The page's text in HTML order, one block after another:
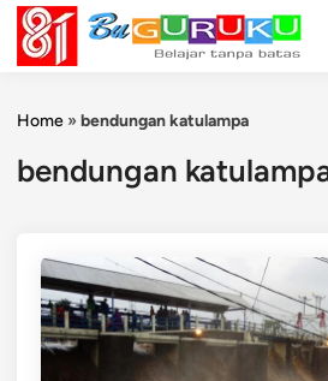
Skip
content
Home » bendungan katulampa
bendungan